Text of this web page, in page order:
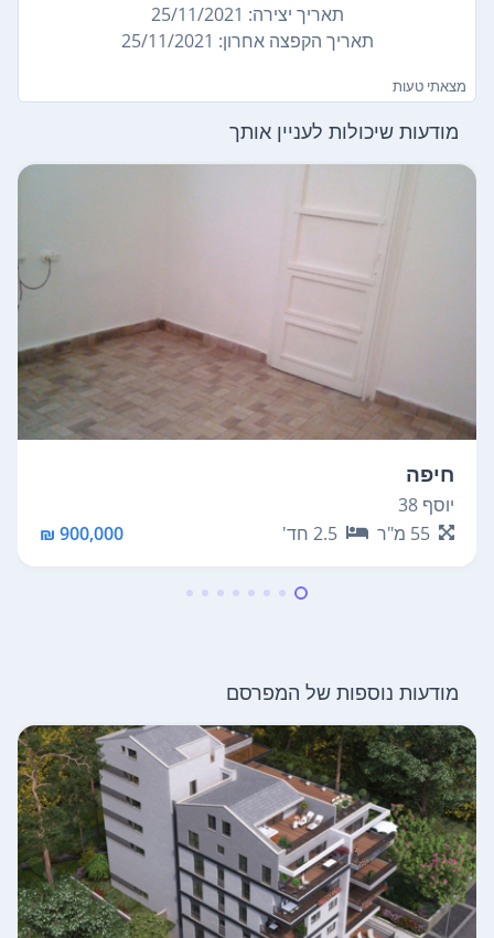
תאריך יצירה: 25/11/2021
תאריך הקפצה אחרון: 25/11/2021
מצאתי טעות
מודעות שיכולות לעניין אותך
חיפה
יוסף 38
55 מ"ר 2.5 חד' 900,000 ₪
מודעות נוספות של המפרסם